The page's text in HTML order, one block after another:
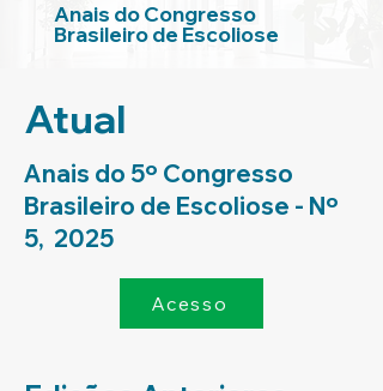
Anais do Congresso
Brasileiro de Escoliose
Atual
Anais do 5º Congresso
Brasileiro de Escoliose - Nº
5, 2025
Acesso